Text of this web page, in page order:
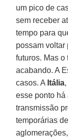
um pico de
sem receber
tempo para
possam voltar
futuros. Mas o
acabando. A
casos. A Itália
esse ponto há
transmissão
temporárias